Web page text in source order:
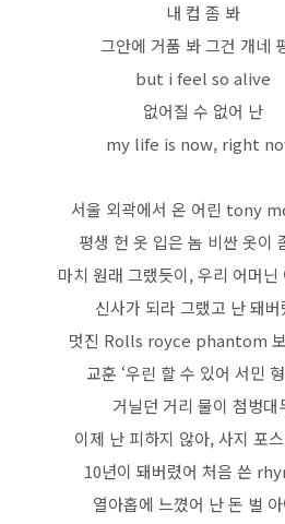
내 컵 좀 봐
그안에 거품 봐 그건 개네
but i feel so alive
없어질 수 없어 난
my life is now, right
서울 외곽에서 온 어린 tony
평생 헌 옷 입은 놈 비싼 옷이
마치 원래 그랬듯이, 우리 어머닌
신사가 되라 그랬고 난 돼버
멋진 Rolls royce phantom
교훈 ‘우린 할 수 있어 서민
거닐던 거리 물이 첨벙대
이제 난 피하지 않아, 사지 포
10년이 돼버렸어 처음 쓴
열아홉에 느꼈어 난 돈 벌